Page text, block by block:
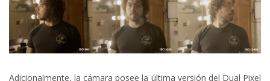
Adicionalmente, la cámara posee la última versión del Dual Pixel